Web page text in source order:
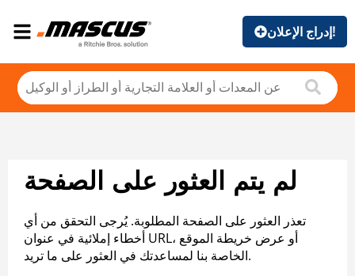
إدراج الإعلان!
لم يتم العثور على الصفحة
تعذر العثور على الصفحة المطلوبة. يُرجى التحقق من أي
أخطاء إملائية في عنوان URL، أو عرض خريطة الموقع
الخاصة بنا لمساعدتك في العثور على ما تريد.